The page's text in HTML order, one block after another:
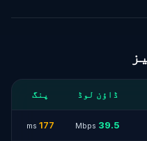
ڈاؤن لوڈ پنگ
39.5
Mbps
177
ms